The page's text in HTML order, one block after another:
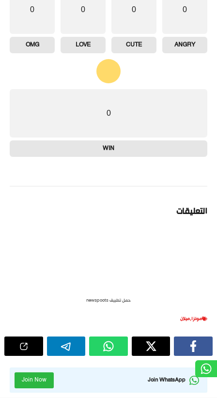
0
ANGRY
0
CUTE
0
LOVE
0
OMG
0
WIN
التعليقات
حمل تطبيق newspoots
مونزا,ميلان
Join WhatsApp
Join Now